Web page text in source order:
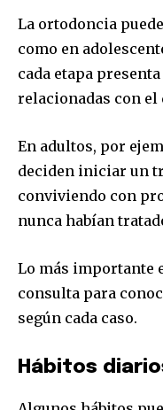
Acepto laPolítica de
32,111
Seguidores
La ortodoncia
como en
cada etapa
relacionadas con el
En adultos, por
deciden iniciar un
conviviendo con
nunca habían
Lo más importante
consulta para
según cada caso.
Hábitos